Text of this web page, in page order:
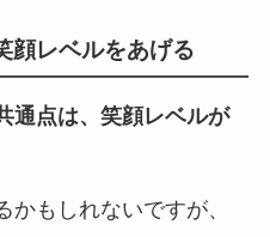
顔レベルをあげる
通点は、笑顔レベルが
もしれないですが、